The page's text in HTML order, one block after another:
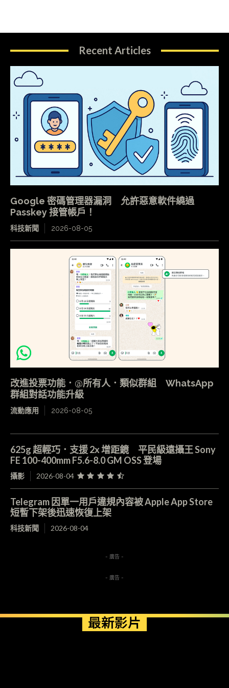
Recent Articles
Google 密碼管理器漏洞 允許惡意軟件繞過
Passkey 接管帳戶！
科技新聞 2026-08-05
改進投票功能．@所有人．類似群組 WhatsApp
群組對話功能升級
流動應用 2026-08-05
625g 超輕巧．支援 2x 增距鏡 平民級遠攝王 Sony
FE 100-400mm F5.6-8.0 GM OSS 登場
攝影 2026-08-04
Telegram 因單一用戶違規內容被 Apple App Store
短暫下架後迅速恢復上架
科技新聞 2026-08-04
- 廣告 -
- 廣告 -
最新影片